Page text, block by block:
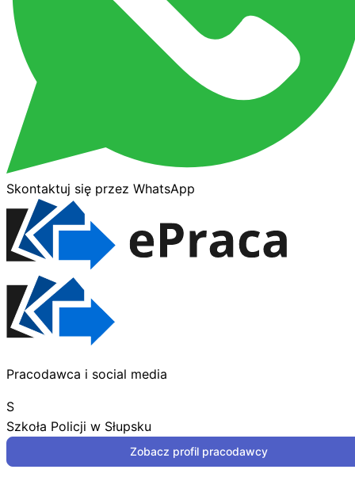
Skontaktuj się przez WhatsApp
Pracodawca i social media
S
Szkoła Policji w Słupsku
Zobacz profil pracodawcy